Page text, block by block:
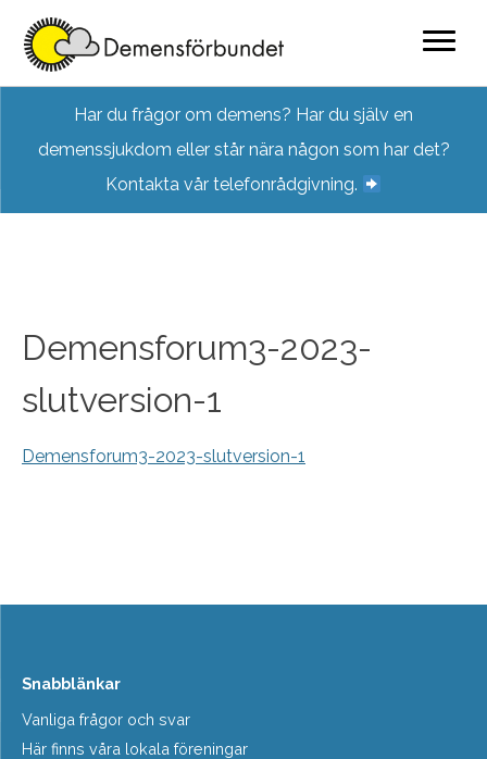
content
Har du frågor om demens? Har du själv en
demenssjukdom eller står nära någon som har det?
Kontakta vår telefonrådgivning.
Demensforum3-2023-
slutversion-1
Demensforum3-2023-slutversion-1
Snabblänkar
Vanliga frågor och svar
Här finns våra lokala föreningar